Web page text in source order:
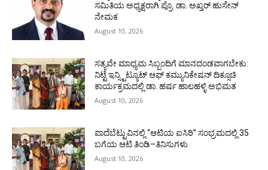
ಸಮಿತಿಯ ಅಧ್ಯಕ್ಷರಾಗಿ ಪ್ರೊ. ಡಾ. ಅಖ್ತರ್ ಹುಸೇನ್
ನೇಮಕ
August 10, 2026
ಸತ್ಯವೇ ಮಾಧ್ಯಮ ಸಿಬ್ಬಂದಿಗೆ ಮಾನದಂಡವಾಗಬೇಕು:
ನಿಟ್ಟೆ ಇನ್ಸ್ಟಿಟ್ಯೂಟ್ ಆಫ್ ಕಮ್ಯುನಿಕೇಷನ್ ದಿಕ್ಸೂಚಿ
ಕಾರ್ಯಕ್ರಮದಲ್ಲಿ ಡಾ. ಹರ್ಷ ಹಾಲಹಳ್ಳಿ ಅಭಿಮತ
August 10, 2026
ಪಾದೆಬೆಟ್ಟುವಿನಲ್ಲಿ “ಆಟಿಯ ಐಸಿರಿ’’ ಸಂಭ್ರಮದಲ್ಲಿ 35
ಬಗೆಯ ಆಟಿ ತಿಂಡಿ–ತಿನಿಸುಗಳು
August 10, 2026